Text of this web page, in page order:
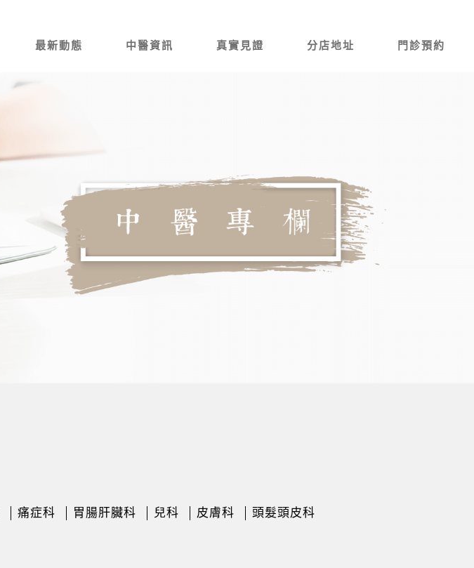
最新動態 中醫資訊 真實見證 分店地址 門診預約
痛症科 胃腸肝臟科 兒科 皮膚科 頭髮頭皮科